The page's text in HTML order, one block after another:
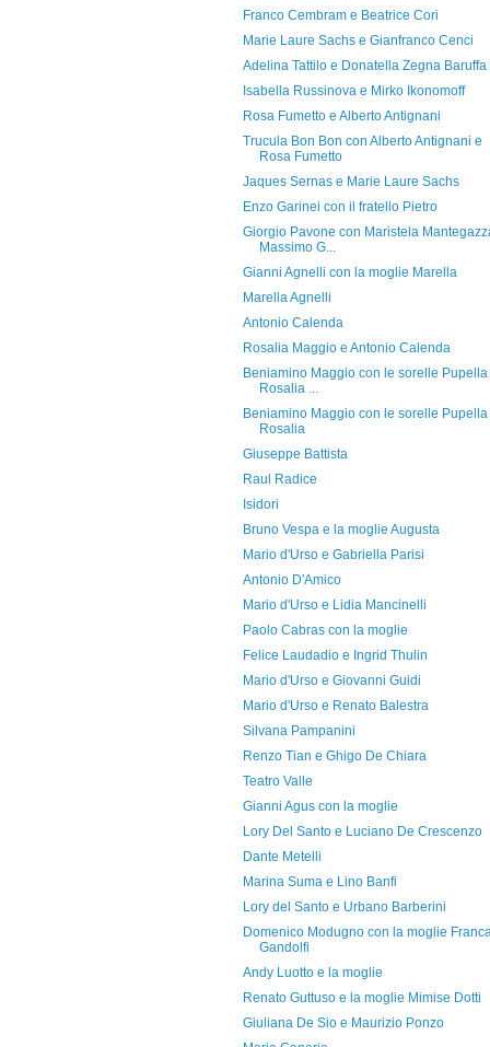
Franco Cembram e Beatrice Cori
Marie Laure Sachs e Gianfranco Cenci
Adelina Tattilo e Donatella Zegna Baruffa
Isabella Russinova e Mirko Ikonomoff
Rosa Fumetto e Alberto Antignani
Trucula Bon Bon con Alberto Antignani e
Rosa Fumetto
Jaques Sernas e Marie Laure Sachs
Enzo Garinei con il fratello Pietro
Giorgio Pavone con Maristela
Massimo G...
Gianni Agnelli con la moglie Marella
Marella Agnelli
Antonio Calenda
Rosalia Maggio e Antonio Calenda
Beniamino Maggio con le sorelle Pupella
Rosalia ...
Beniamino Maggio con le sorelle Pupella
Rosalia
Giuseppe Battista
Raul Radice
Isidori
Bruno Vespa e la moglie Augusta
Mario d'Urso e Gabriella Parisi
Antonio D'Amico
Mario d'Urso e Lidia Mancinelli
Paolo Cabras con la moglie
Felice Laudadio e Ingrid Thulin
Mario d'Urso e Giovanni Guidi
Mario d'Urso e Renato Balestra
Silvana Pampanini
Renzo Tian e Ghigo De Chiara
Teatro Valle
Gianni Agus con la moglie
Lory Del Santo e Luciano De Crescenzo
Dante Metelli
Marina Suma e Lino Banfi
Lory del Santo e Urbano Barberini
Domenico Modugno con la moglie
Gandolfi
Andy Luotto e la moglie
Renato Guttuso e la moglie Mimise Dotti
Giuliana De Sio e Maurizio Ponzo